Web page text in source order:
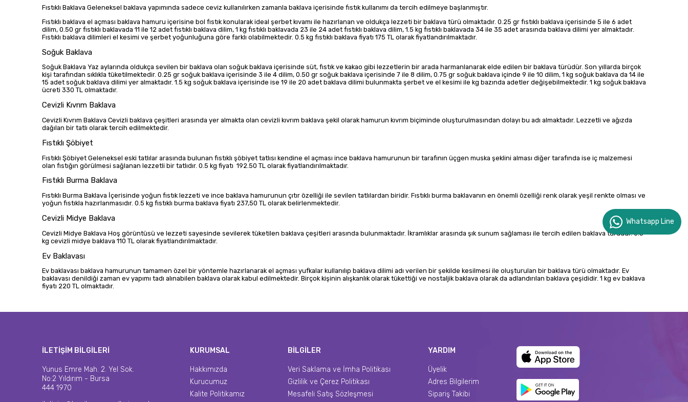
Fıstıklı Baklava Geleneksel baklava yapımında sadece ceviz kullanılırken zamanla baklava içerisinde fıstık kullanımı da tercih edilmeye başlanmıştır.
Fıstıklı baklava el açması baklava hamuru içerisine bol fıstık konularak ideal şerbet kıvamı ile hazırlanan ve oldukça lezzeti bir baklava türü olmaktadır. 0.25 gr fıstıklı baklava içerisinde 5 ile 6 adet
dilim, 0.50 gr fıstıklı baklavada 11 ile 12 adet fıstıklı baklava dilim, 1 kg fıstıklı baklavada 23 ile 24 adet fıstıklı baklava dilim, 1.5 kg fıstıklı baklavada 34 ile 35 adet arasında baklava dilimi yer almaktadır.
Fıstıklı baklava dilimleri el kesimi ve şerbet yoğunluğuna göre farklı olabilmektedir. 0.5 kg fıstıklı baklava fiyatı 175 TL olarak fiyatlandırılmaktadır.
Soğuk Baklava
Soğuk Baklava Yaz aylarında oldukça sevilen bir baklava olan soğuk baklava içerisinde süt, fıstık ve kakao gibi lezzetlerin bir arada harmanlanarak elde edilen bir baklava türüdür. Son yıllarda birçok
kişi tarafından sıklıkla tüketilmektedir. 0.25 gr soğuk baklava içerisinde 3 ile 4 dilim, 0.50 gr soğuk baklava içerisinde 7 ile 8 dilim, 0.75 gr soğuk baklava içinde 9 ile 10 dilim, 1 kg soğuk baklava da 14 ile
15 adet soğuk baklava dilimi yer almaktadır. 1.5 kg soğuk baklava içerisinde ise 19 ile 20 adet baklava dilimi bulunmakta şerbet ve el kesimi ile kg bazında adetler değişebilmektedir. 1 kg soğuk baklava
ücreti 330 TL olmaktadır.
Cevizli Kıvrım Baklava
Cevizli Kıvrım Baklava Cevizli baklava çeşitleri arasında yer almakta olan cevizli kıvrım baklava şekil olarak hamurun kıvrım biçiminde oluşturulmasından dolayı bu adı almaktadır. Lezzetli ve ağızda
dağılan bir tatlı olarak tercih edilmektedir.
Fıstıklı Şöbiyet
Fıstıklı Şöbiyet Geleneksel eski tatlılar arasında bulunan fıstıklı şöbiyet tatlısı kendine el açması ince baklava hamurunun bir tarafının üçgen muska şeklini alması diğer tarafında ise iç malzemesi
olan fıstığın görülmesi sağlanan lezzetli bir tatlıdır. 0.5 kg fiyatı 192.50 TL olarak fiyatlandırılmaktadır.
Fıstıklı Burma Baklava
Fıstıklı Burma Baklava İçerisinde yoğun fıstık lezzeti ve ince baklava hamurunun çıtır özelliği ile sevilen tatlılardan biridir. Fıstıklı burma baklavanın en önemli özelliği renk olarak yeşil renkte olması ve
yoğun fıstıkla hazırlanmasıdır. 0.5 kg fıstıklı burma baklava fiyatı 237,50 TL olarak belirlenmektedir.
Cevizli Midye Baklava
Cevizli Midye Baklava Hoş görüntüsü ve lezzeti sayesinde sevilerek tüketilen baklava çeşitleri arasında bulunmaktadır. İkramlıklar arasında şık sunum sağlaması ile tercih edilen baklava türüdür. 0.5
kg cevizli midye baklava 110 TL olarak fiyatlandırılmaktadır.
Ev Baklavası
Ev baklavası baklava hamurunun tamamen özel bir yöntemle hazırlanarak el açması yufkalar kullanılıp baklava dilimi adı verilen bir şekilde kesilmesi ile oluşturulan bir baklava türü olmaktadır. Ev
baklavası denildiği zaman ev yapımı tadı alınabilen baklava olarak kabul edilmektedir. Birçok kişinin alışkanlık olarak tükettiği ve nostaljik baklava olarak da adlandırılan baklava çeşididir. 1 kg ev baklava
fiyatı 220 TL olmaktadır.
İLETİŞİM BİLGİLERİ
Yunus Emre Mah. 2. Yel Sok.
No:2 Yıldırım - Bursa
444 1970
KURUMSAL
Hakkımızda
Kurucumuz
Kalite Politikamız
BİLGİLER
Veri Saklama ve İmha Politikası
Gizlilik ve Çerez Politikası
Mesafeli Satış Sözleşmesi
YARDIM
Üyelik
Adres Bilgilerim
Sipariş Takibi
Whatsapp Line